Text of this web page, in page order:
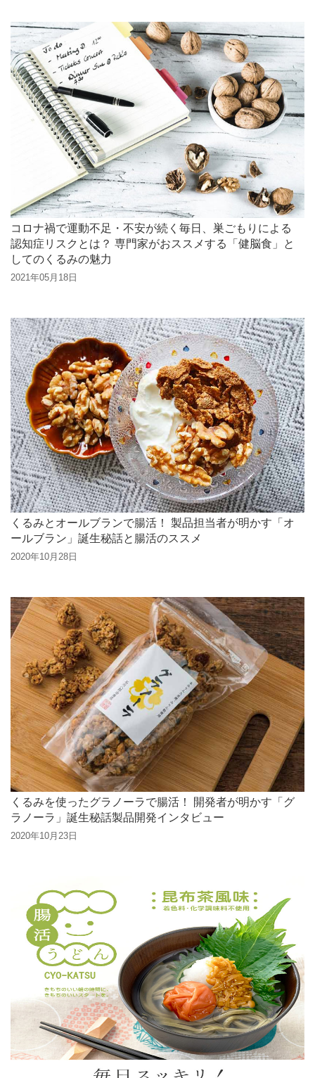
コロナ禍で運動不足・不安が続く毎日、巣ごもりによる
認知症リスクとは？ 専門家がおススメする「健脳食」と
してのくるみの魅力
2021年05月18日
くるみとオールブランで腸活！ 製品担当者が明かす「オ
ールブラン」誕生秘話と腸活のススメ
2020年10月28日
くるみを使ったグラノーラで腸活！ 開発者が明かす「グ
ラノーラ」誕生秘話製品開発インタビュー
2020年10月23日